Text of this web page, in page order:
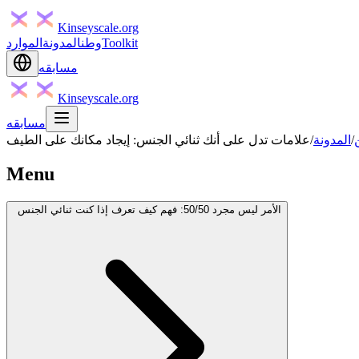
Kinseyscale.org
وطنالمدونة الموارد
Toolkit
مسابقه
Kinseyscale.org
مسابقه
/ المدونة/علامات تدل على أنك ثنائي الجنس: إيجاد مكانك على الطيف
Menu
الأمر ليس مجرد 50/50: فهم كيف تعرف إذا كنت ثنائي الجنس